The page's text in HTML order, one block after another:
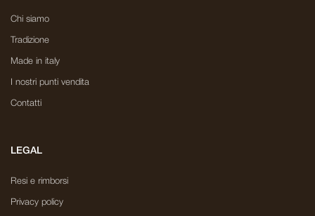
Chi siamo
Tradizione
Made in italy
I nostri punti vendita
Contatti
LEGAL
Resi e rimborsi
Privacy policy